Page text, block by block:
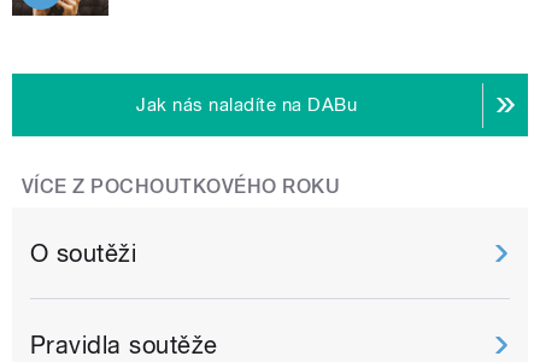
Jak nás naladíte na DABu
VÍCE Z POCHOUTKOVÉHO ROKU
O soutěži
Pravidla soutěže